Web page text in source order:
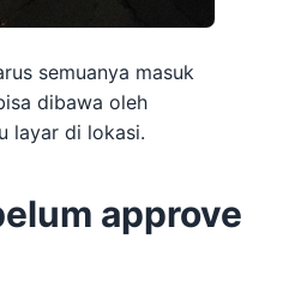
semuanya masuk
dibawa oleh
layar di lokasi.
approve